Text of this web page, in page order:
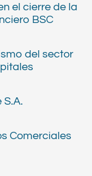
el cierre de la
BSC
del sector
Comerciales